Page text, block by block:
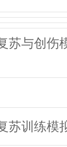
苏与创伤
苏训练模